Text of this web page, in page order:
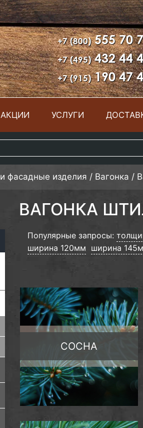
+7 (800)555 70
+7 (495)432 44
+7 (915)190 47
АКЦИИ УСЛУГИ
фасадные изделия / Вагонка /
ВАГОНКА
Популярные запросы:
ширина 120мм ширина
СОСНА